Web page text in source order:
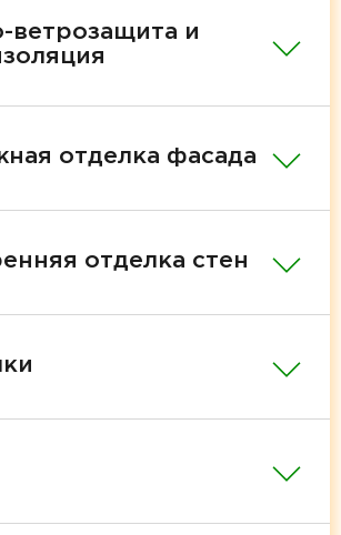
ветрозащита и
отделка фасада
отделка стен